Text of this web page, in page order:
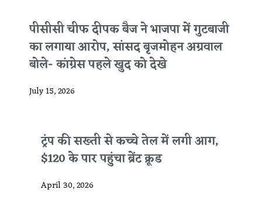
पीसीसी चीफ दीपक बैज ने भाजपा में गुटबाजी
का लगाया आरोप, सांसद बृजमोहन अग्रवाल
बोले- कांग्रेस पहले खुद को देखे
July 15, 2026
ट्रंप की सख्ती से कच्चे तेल में लगी आग,
$120 के पार पहुंचा ब्रेंट क्रूड
April 30, 2026